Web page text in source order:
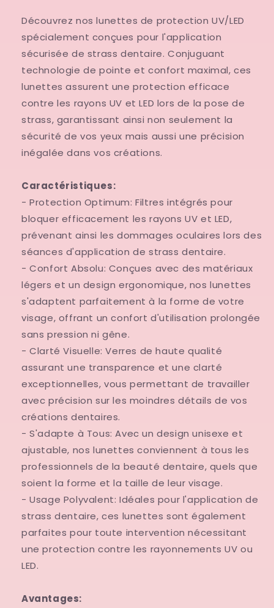
Découvrez nos lunettes de protection UV/LED
spécialement conçues pour l'application
sécurisée de strass dentaire. Conjuguant
technologie de pointe et confort maximal, ces
lunettes assurent une protection efficace
contre les rayons UV et LED lors de la pose de
strass, garantissant ainsi non seulement la
sécurité de vos yeux mais aussi une précision
inégalée dans vos créations.
Caractéristiques:
- Protection Optimum: Filtres intégrés pour
bloquer efficacement les rayons UV et LED,
prévenant ainsi les dommages oculaires lors des
séances d'application de strass dentaire.
- Confort Absolu: Conçues avec des matériaux
légers et un design ergonomique, nos lunettes
s'adaptent parfaitement à la forme de votre
visage, offrant un confort d'utilisation prolongée
sans pression ni gêne.
- Clarté Visuelle: Verres de haute qualité
assurant une transparence et une clarté
exceptionnelles, vous permettant de travailler
avec précision sur les moindres détails de vos
créations dentaires.
- S'adapte à Tous: Avec un design unisexe et
ajustable, nos lunettes conviennent à tous les
professionnels de la beauté dentaire, quels que
soient la forme et la taille de leur visage.
- Usage Polyvalent: Idéales pour l'application de
strass dentaire, ces lunettes sont également
parfaites pour toute intervention nécessitant
une protection contre les rayonnements UV ou
LED.
Avantages: